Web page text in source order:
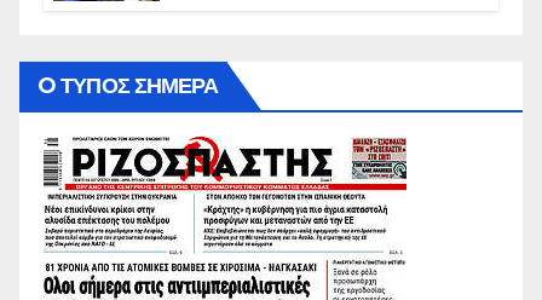
O ΤΥΠΟΣ ΣΗΜΕΡΑ